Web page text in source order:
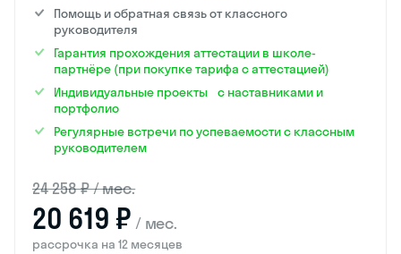
Помощь и обратная связь от классного
руководителя
Гарантия прохождения аттестации в школе-
партнёре (при покупке тарифа с аттестацией)
Индивидуальные проекты с наставниками и
портфолио
Регулярные встречи по успеваемости с классным
руководителем
24 258 ₽ / мес.
20 619 ₽ / мес.
рассрочка на 12 месяцев